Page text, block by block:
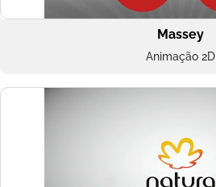
Massey
Animação 2D